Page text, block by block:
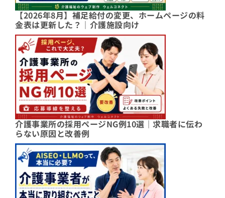
【2026年8月】補足給付の変更、ホームページの料
金表は更新した？｜介護施設向け
介護事業所の採用ページNG例10選｜求職者に伝わ
らない原因と改善例